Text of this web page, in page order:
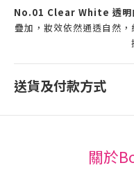
No.01 Clear White 透明
疊加，妝效依然通透自然
送貨及付款方式
關於